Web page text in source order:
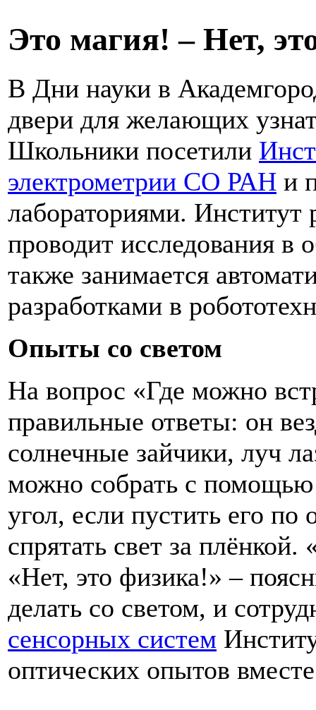
Это магия! – Нет,
В Дни науки в
двери для желающих
Школьники посетили
электрометрии СО РАН и
лабораториями. Институт
проводит исследования в
также занимается
разработками в
Опыты со светом
На вопрос «Где можно
правильные ответы: он
солнечные зайчики, луч
можно собрать с помощью
угол, если пустить его
спрятать свет за
«Нет, это физика!» –
делать со светом, и
сенсорных систем
оптических опытов